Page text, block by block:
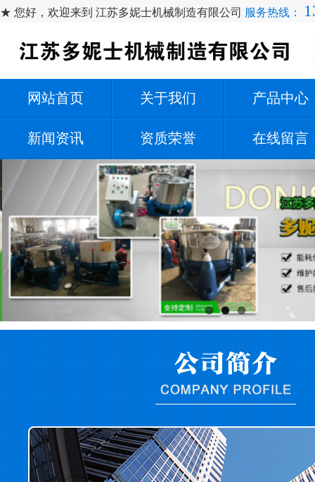
★ 您好，欢迎来到 江苏多妮士机械制造有限公司 服务热线：
网站首页 关于我们 产品中心
新闻资讯 资质荣誉 在线留言